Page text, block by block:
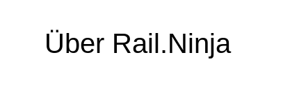
Über Rail.Ninja